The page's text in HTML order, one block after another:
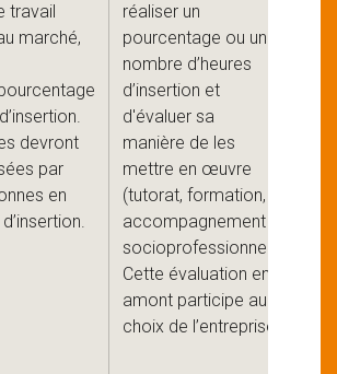
travail
marché,
devront
par
en
réaliser un
pourcentage ou un
nombre d’heures
d’insertion et
d'évaluer sa
manière de les
mettre en œuvre
(tutorat, formation,
accompagnement
socioprofessionnel).
Cette évaluation en
amont participe au
choix de l’entreprise.